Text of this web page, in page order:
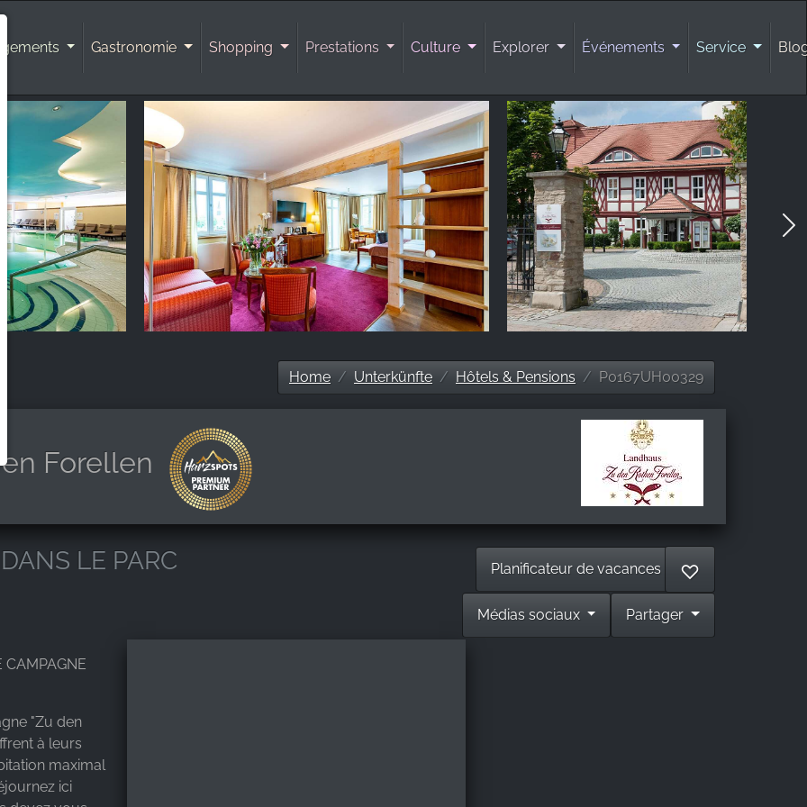
Gastronomie Shopping Prestations Culture Explorer Événements Service
Home Unterkünfte Hôtels & Pensions P0167UH00329
Forellen
LE PARC
Planificateur de vacances ♡
Partager
Médias sociaux
CAMPAGNE
"Zu den
à leurs
maximal
ici